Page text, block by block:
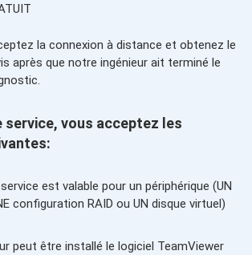
la connexion à distance et obtenez le
après que notre ingénieur ait terminé le
service, vous acceptez les
est valable pour un périphérique (UN
configuration RAID ou UN disque virtuel)
peut être installé le logiciel TeamViewer